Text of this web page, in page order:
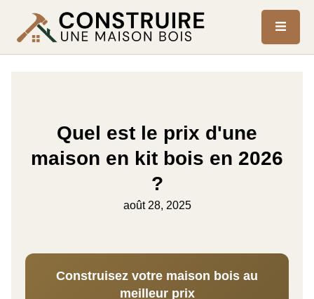
Quel est le prix d'une
maison en kit bois en 2026
?
août 28, 2025
Construisez votre maison bois au
meilleur prix